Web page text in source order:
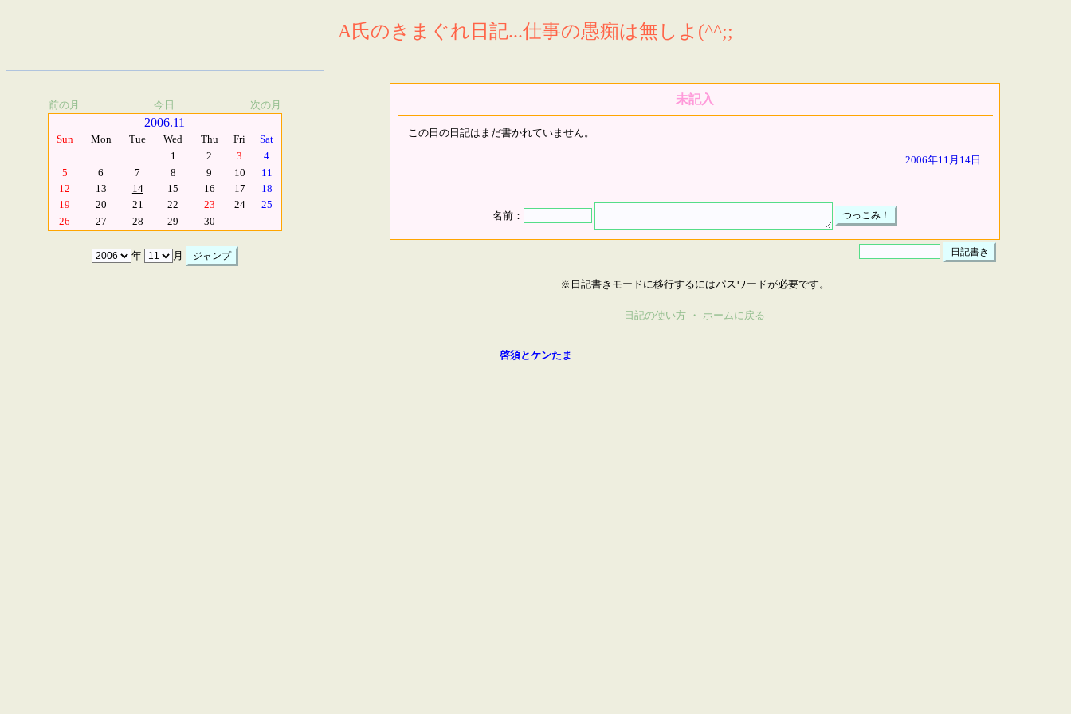
A氏のきまぐれ日記...仕事の愚痴は無しよ(^^;;
前の月 今日 次の月
2006.11
Sun Mon Tue Wed Thu Fri
Sat
1
2 3
4
5
6 7 8 9 10
11
12
13 14 15 16 17
18
19
20 21 22 23 24
25
26
27 28 29 30
年 月
未記入
この日の日記はまだ書かれていません。
2006年11月14日
名前：
※日記書きモードに移行するにはパスワードが必要です。
日記の使い方 ・ ホームに戻る
啓須とケンたま